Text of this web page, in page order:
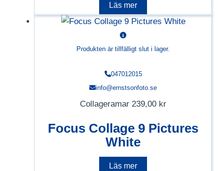
Läs mer
Produkten är tillfälligt slut i lager.
047012015
info@ernstsonfoto.se
Collageramar 239,00 kr
Focus Collage 9 Pictures
White
Läs mer